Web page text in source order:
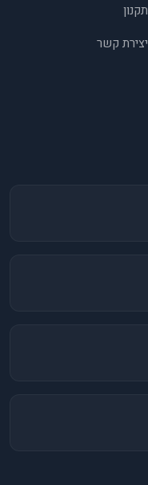
תקנון
יצירת קשר